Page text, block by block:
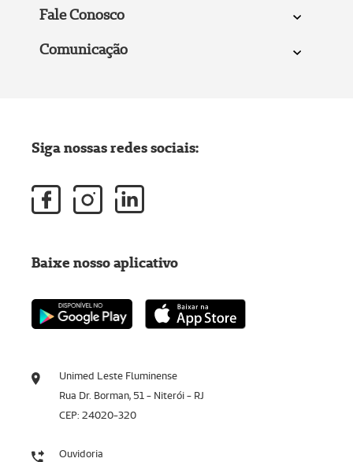
Fale Conosco
Comunicação
Unimed Leste Fluminense
Rua Dr. Borman, 51 - Niterói - RJ
CEP: 24020-320
Ouvidoria
Siga nossas redes sociais:
Baixe nosso aplicativo